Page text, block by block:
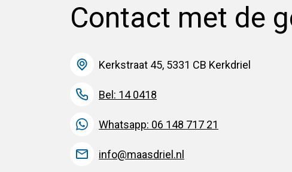
Contact met de
Kerkstraat 45, 5331 CB Kerkdriel
Bel: 14 0418
Whatsapp: 06 148 717 21
info@maasdriel.nl